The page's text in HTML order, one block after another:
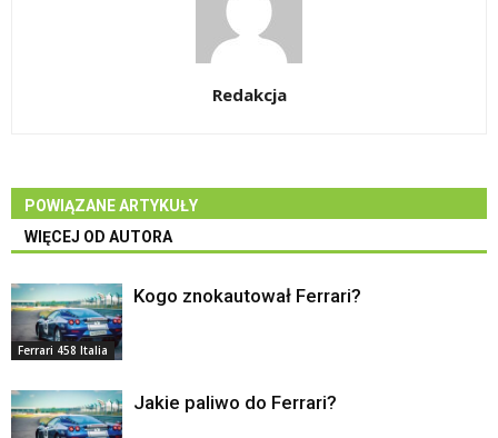
Redakcja
POWIĄZANE ARTYKUŁY
WIĘCEJ OD AUTORA
Ferrari 458 Italia
Kogo znokautował Ferrari?
Jakie paliwo do Ferrari?